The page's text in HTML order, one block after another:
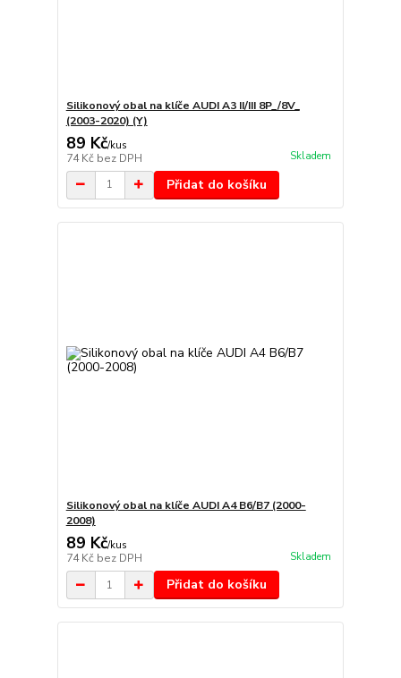
Silikonový obal na klíče AUDI A3 II/III 8P_/8V_
(2003-2020) (Y)
89 Kč/kus
74 Kč bez DPH Skladem
Přidat do košíku
Silikonový obal na klíče AUDI A4 B6/B7 (2000-
2008)
89 Kč/kus
74 Kč bez DPH Skladem
Přidat do košíku